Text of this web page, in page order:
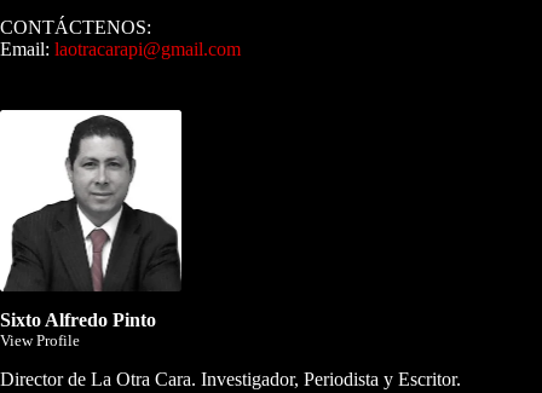
CONTÁCTENOS:
Email: laotracarapi@gmail.com
Sixto Alfredo Pinto
View Profile
Director de La Otra Cara. Investigador, Periodista y Escritor.